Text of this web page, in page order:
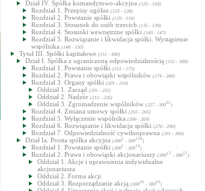
Dział IV. Spółka komandytowo-akcyjna (125 - 150)
Rozdział 1. Przepisy ogólne (125 - 128)
Rozdział 2. Powstanie spółki (129 - 134)
Rozdział 3. Stosunek do osób trzecich (135 - 139)
Rozdział 4. Stosunki wewnętrzne spółki (140 - 147)
Rozdział 5. Rozwiązanie i likwidacja spółki. Wystąpienie
wspólnika (148 - 150)
Tytuł III. Spółki kapitałowe (151 - 490)
Dział I. Spółka z ograniczoną odpowiedzialnością (151 - 300)
Rozdział 1. Powstanie spółki (151 - 173)
Rozdział 2. Prawa i obowiązki wspólników (174 - 200)
Rozdział 3. Organy spółki (201 - 254)
Oddział 1. Zarząd (201 - 211)
Oddział 2. Nadzór (212 - 226)
Oddział 3. Zgromadzenie wspólników (227 - 30035 )
Rozdział 4. Zmiana umowy spółki (255 - 265)
Rozdział 5. Wyłączenie wspólnika (266 - 269)
Rozdział 6. Rozwiązanie i likwidacja spółki (270 - 290)
Rozdział 7. Odpowiedzialność cywilnoprawna (291 - 300)
Dział Ia. Prosta spółka akcyjna (3001 - 300134 )
Rozdział 1. Powstanie spółki (3001 - 30014 )
Rozdział 2. Prawa i obowiązki akcjonariuszy (30015 - 30051 )
Oddział 1. Akcje i uprawnienia indywidualne
akcjonariusza
Oddział 2. Forma akcji
Oddział 3. Rozporządzanie akcją (30036 - 30043)